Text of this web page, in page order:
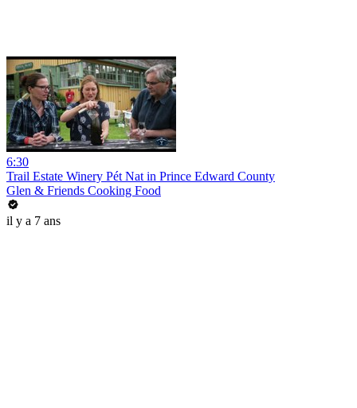
6:30
Trail Estate Winery Pét Nat in Prince Edward County
Glen & Friends Cooking Food
il y a 7 ans